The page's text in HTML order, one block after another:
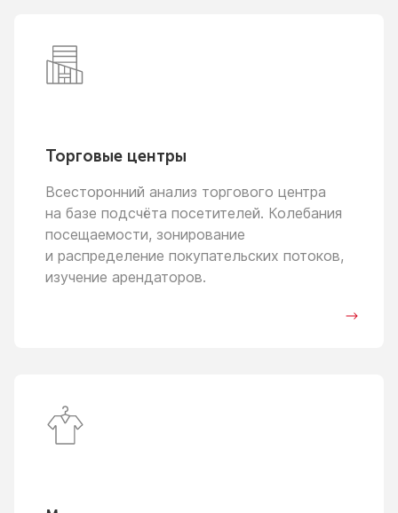
Торговые центры
Всесторонний анализ торгового центра
на базе подсчёта посетителей. Колебания
посещаемости, зонирование
и распределение покупательских потоков,
изучение арендаторов.